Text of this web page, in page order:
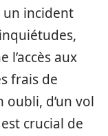
un incident
l’accès aux
frais de
oubli, d’un vol
crucial de